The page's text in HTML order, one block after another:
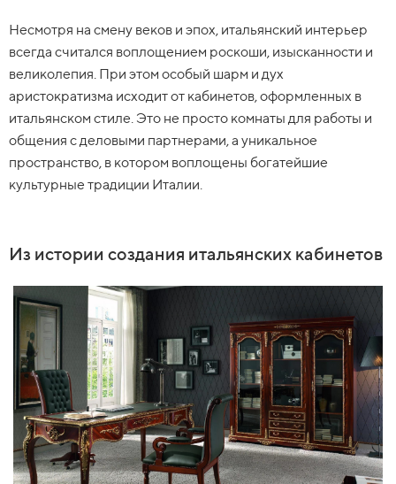
Несмотря на смену веков и эпох, итальянский интерьер
всегда считался воплощением роскоши, изысканности и
великолепия. При этом особый шарм и дух
аристократизма исходит от кабинетов, оформленных в
итальянском стиле. Это не просто комнаты для работы и
общения с деловыми партнерами, а уникальное
пространство, в котором воплощены богатейшие
культурные традиции Италии.
Из истории создания итальянских кабинетов